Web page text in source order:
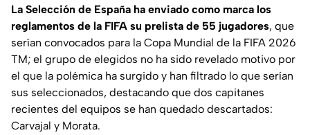
La Selección de España ha enviado como marca los
reglamentos de la FIFA su prelista de 55 jugadores, que
serían convocados para la Copa Mundial de la FIFA 2026
TM; el grupo de elegidos no ha sido revelado motivo por
el que la polémica ha surgido y han filtrado lo que serían
sus seleccionados, destacando que dos capitanes
recientes del equipos se han quedado descartados:
Carvajal y Morata.